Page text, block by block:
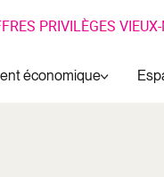
PRIVILÈGES
économique